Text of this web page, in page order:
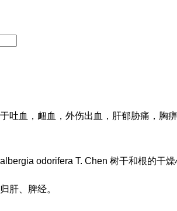
吐血，衄血，外伤出血，肝郁胁痛，胸
odorifera T. Chen 树干和根的干
肝、脾经。